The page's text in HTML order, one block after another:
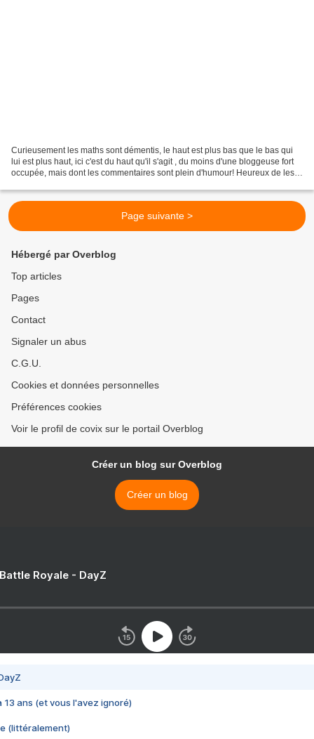
Curieusement les maths sont démentis, le haut est plus bas que le bas qui
lui est plus haut, ici c'est du haut qu'il s'agit , du moins d'une bloggeuse fort
occupée, mais dont les commentaires sont plein d'humour! Heureux de les
Page suivante >
Hébergé par Overblog
Top articles
Pages
Contact
Signaler un abus
C.G.U.
Cookies et données personnelles
Préférences cookies
Voir le profil de covix sur le portail Overblog
Créer un blog sur Overblog
Créer un blog
Royale - DayZ
13 ans (et vous l'avez ignoré)
(littéralement)